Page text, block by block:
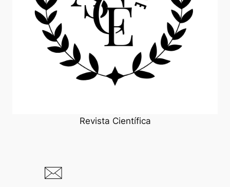
Revista Científica